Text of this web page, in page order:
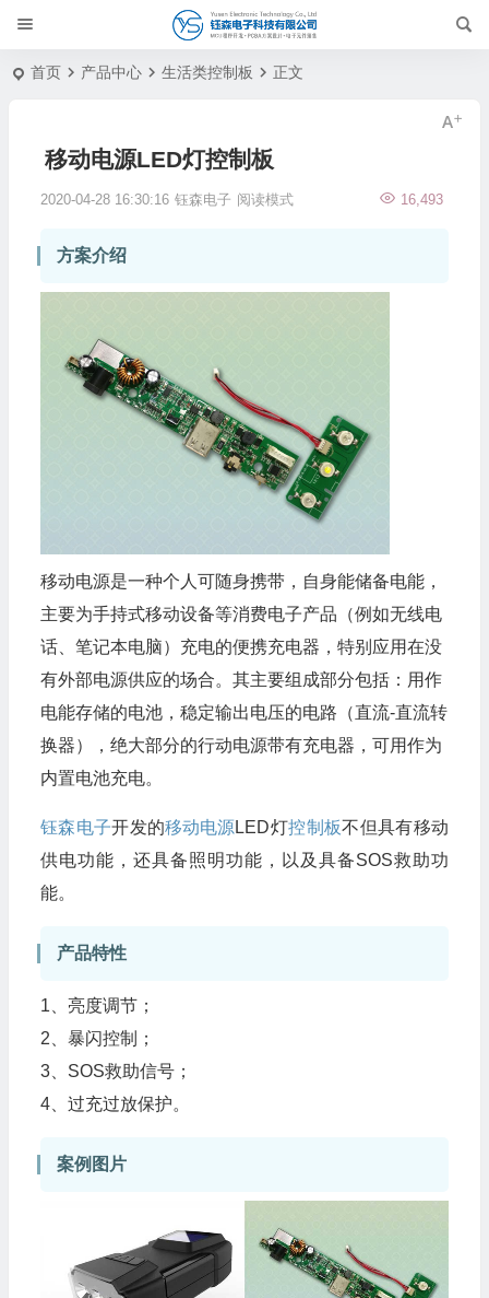
首页 产品中心 生活类控制板 正文
移动电源LED灯控制板
2020-04-28 16:30:16 钰森电子 16,493
阅读模式
方案介绍
移动电源是一种个人可随身携带，自身能储备电能，
主要为手持式移动设备等消费电子产品（例如无线电
话、笔记本电脑）充电的便携充电器，特别应用在没
有外部电源供应的场合。其主要组成部分包括：用作
电能存储的电池，稳定输出电压的电路（直流-直流转
换器），绝大部分的行动电源带有充电器，可用作为
内置电池充电。
钰森电子开发的移动电源LED灯控制板不但具有移动
供电功能，还具备照明功能，以及具备SOS救助功
能。
产品特性
1、亮度调节；
2、暴闪控制；
3、SOS救助信号；
4、过充过放保护。
案例图片